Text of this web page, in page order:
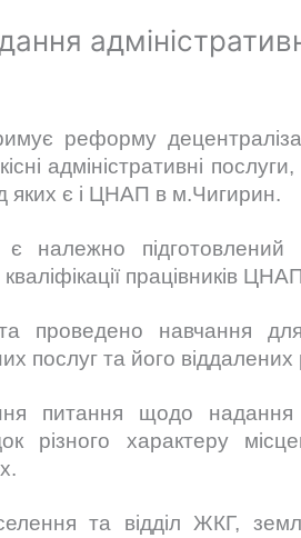
реформу
адміністративні
яких є і ЦНАП в м.Чигирин.
підготовлений
працівників
проведено навчання для
послуг та його
питання щодо надання
різного характеру
та відділ ЖКГ,